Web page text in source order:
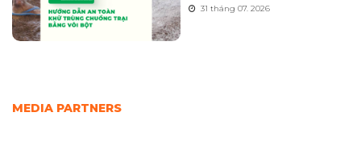
31 tháng 07. 2026
MEDIA PARTNERS